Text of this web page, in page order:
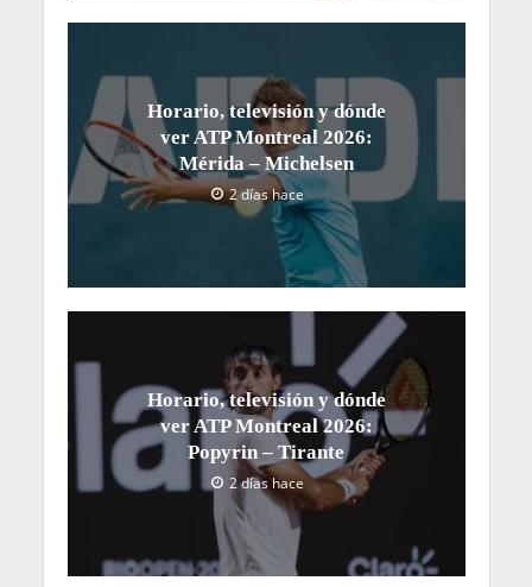
Horario, televisión y dónde
ver ATP Montreal 2026:
Mérida – Michelsen
2 días hace
Horario, televisión y dónde
ver ATP Montreal 2026:
Popyrin – Tirante
2 días hace